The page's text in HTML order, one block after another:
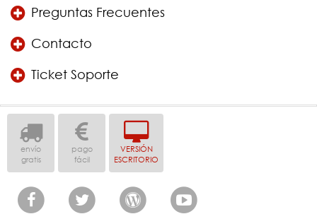
Preguntas Frecuentes
Contacto
Ticket Soporte
envío
gratis
pago
fácil
VERSIÓN
ESCRITORIO